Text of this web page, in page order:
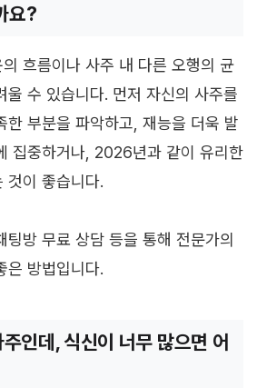
요?
흐름이나 사주 내 다른 오행의 균
울 수 있습니다. 먼저 자신의 사주를
한 부분을 파악하고, 재능을 더욱 발
집중하거나, 2026년과 같이 유리한
것이 좋습니다.
팅방 무료 상담 등을 통해 전문가의
은 방법입니다.
인데, 식신이 너무 많으면 어